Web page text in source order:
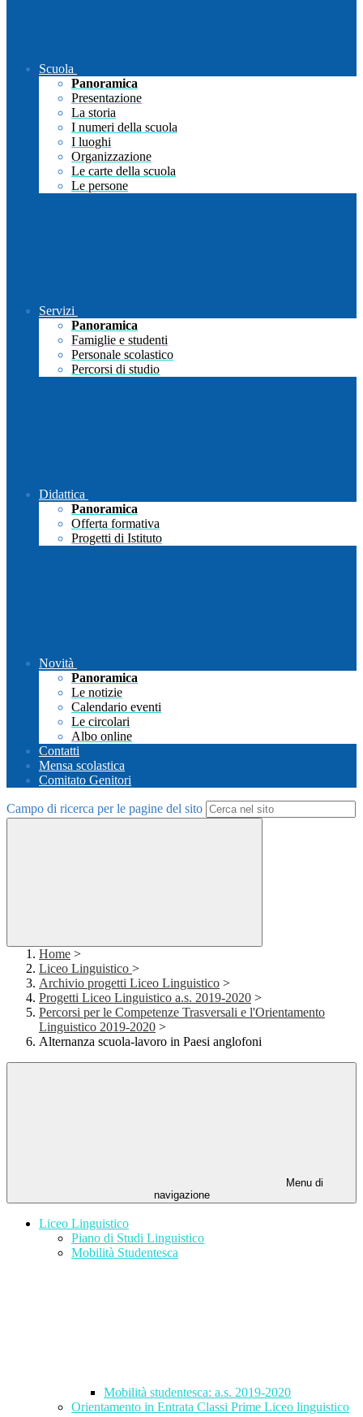
Scuola
Panoramica
Presentazione
La storia
I numeri della scuola
I luoghi
Organizzazione
Le carte della scuola
Le persone
Servizi
Panoramica
Famiglie e studenti
Personale scolastico
Percorsi di studio
Didattica
Panoramica
Offerta formativa
Progetti di Istituto
Novità
Panoramica
Le notizie
Calendario eventi
Le circolari
Albo online
Contatti
Mensa scolastica
Comitato Genitori
Campo di ricerca per le pagine del sito
Home >
Liceo Linguistico >
Archivio progetti Liceo Linguistico >
Progetti Liceo Linguistico a.s. 2019-2020 >
Percorsi per le Competenze Trasversali e l'Orientamento
Linguistico 2019-2020 >
Alternanza scuola-lavoro in Paesi anglofoni
Menu di
navigazione
Liceo Linguistico
Piano di Studi Linguistico
Mobilità Studentesca
Mobilità studentesca: a.s. 2019-2020
Orientamento in Entrata Classi Prime Liceo linguistico